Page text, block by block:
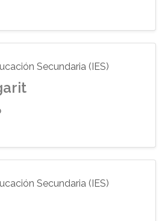
Secundaria (IES)
Secundaria (IES)